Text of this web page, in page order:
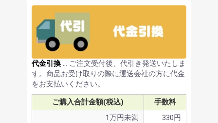
代金引換 … ご注文受付後、代引き発送いたしま
す。商品お受け取りの際に運送会社の方に代金
をお支払いください。
ご購入合計金額(税込)
手数料
1万円未満
330円